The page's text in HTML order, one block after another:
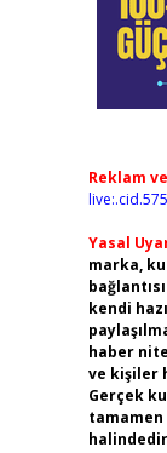
Reklam
Yasal
marka,
kendi
haber
ve kişiler
Gerçek